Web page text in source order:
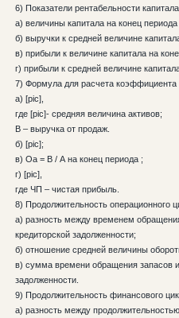
6) Показатели рентабельности
а) величины капитала на конец
б) выручки к средней величине
в) прибыли к величине капитала на
г) прибыли к средней величине
7) Формула для расчета
а) [pic],
где [pic]- средняя величина активов;
В – выручка от продаж.
б) [pic];
в) Оа = В / А на конец периода ;
г) [pic],
где ЧП – чистая прибыль.
8) Продолжительность операционного
а) разность между временем
кредиторской задолженности;
б) отношение средней величины
в) сумма времени обращения запасов
задолженности.
9) Продолжительность финансового
а) разность между